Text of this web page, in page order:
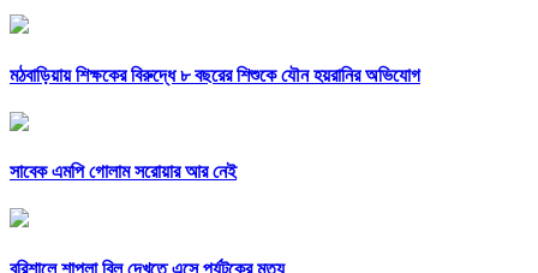
মঠবাড়িয়ায় শিক্ষকের বিরুদ্ধে ৮ বছরের শিশুকে যৌন হয়রানির অভিযোগ
সাবেক এমপি গোলাম সরোয়ার আর নেই
বরিশালে শাপলা বিল দেখতে এসে পর্যটকের মৃত্যু